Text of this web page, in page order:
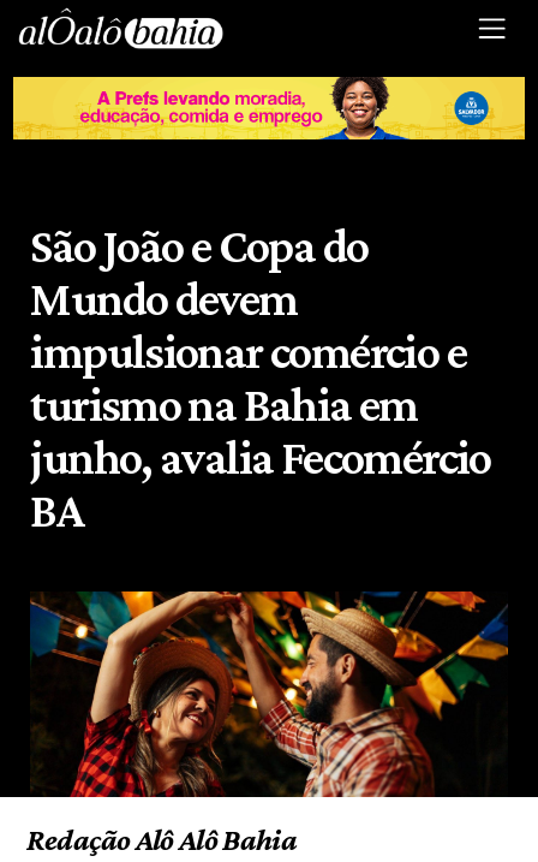
São João e Copa do
Mundo devem
impulsionar comércio e
turismo na Bahia em
junho, avalia Fecomércio
BA
Redação Alô Alô Bahia